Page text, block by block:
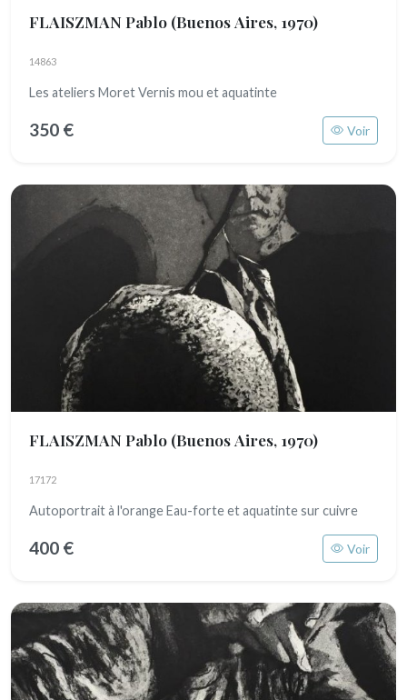
FLAISZMAN Pablo (Buenos Aires, 1970)
14863
Les ateliers Moret Vernis mou et aquatinte
350 € Voir
FLAISZMAN Pablo (Buenos Aires, 1970)
17172
Autoportrait à l'orange Eau-forte et aquatinte sur cuivre
400 € Voir